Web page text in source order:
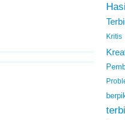
Kritis